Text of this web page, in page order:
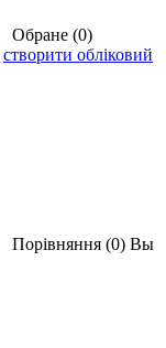
Обране (0)
створити обліковий
Порівняння (0) Вы